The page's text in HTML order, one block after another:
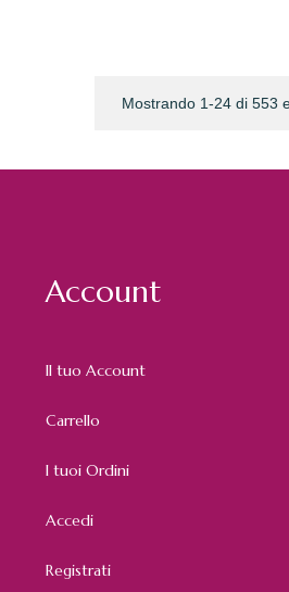
Mostrando 1-24 di 553
Account
Il tuo Account
Carrello
I tuoi Ordini
Accedi
Registrati